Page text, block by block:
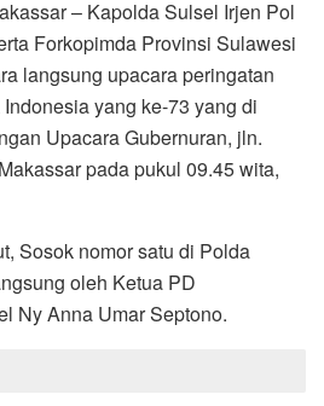
– Kapolda Sulsel Irjen Pol
Forkopimda Provinsi Sulawesi
langsung upacara peringatan
yang ke-73 yang di
Upacara Gubernuran, jln.
pada pukul 09.45 wita,
Sosok nomor satu di Polda
oleh Ketua PD
Ny Anna Umar Septono.